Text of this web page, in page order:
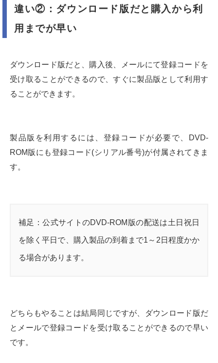
違い②：ダウンロード版だと購入から利
用までが早い
ダウンロード版だと、購入後、メールにて登録コードを
受け取ることができるので、すぐに製品版として利用す
ることができます。
製品版を利用するには、登録コードが必要で、DVD-
ROM版にも登録コード(シリアル番号)が付属されてきま
す。
補足：公式サイトのDVD-ROM版の配送は土日祝日
を除く平日で、購入製品の到着まで1～2日程度かか
る場合があります。
どちらもやることは結局同じですが、ダウンロード版だ
とメールで登録コードを受け取ることができるので早い
です。